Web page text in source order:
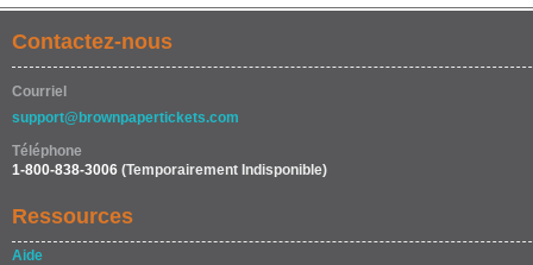
Contactez-nous
Courriel
support@brownpapertickets.com
Téléphone
1-800-838-3006 (Temporairement Indisponible)
Ressources
Aide